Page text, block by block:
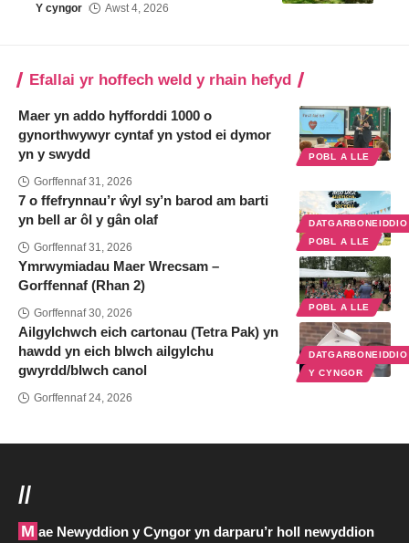
Y cyngor Awst 4, 2026
Efallai yr hoffech weld y rhain hefyd
POBL A LLE
Maer yn addo hyfforddi 1000 o
gynorthwywyr cyntaf yn ystod ei dymor
yn y swydd
Gorffennaf 31, 2026
POBL A LLE
7 o ffefrynnau’r ŵyl sy’n barod am barti
yn bell ar ôl y gân olaf
Gorffennaf 31, 2026
POBL A LLE
Ymrwymiadau Maer Wrecsam –
Gorffennaf (Rhan 2)
Gorffennaf 30, 2026
Y CYNGOR
Ailgylchwch eich cartonau (Tetra Pak) yn
hawdd yn eich blwch ailgylchu
gwyrdd/blwch canol
Gorffennaf 24, 2026
//
Mae Newyddion y Cyngor yn darparu’r holl newyddion